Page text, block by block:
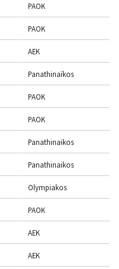
PAOK
PAOK
AEK
Panathinaïkos
PAOK
PAOK
Panathinaikos
Panathinaikos
Olympiakos
PAOK
AEK
AEK